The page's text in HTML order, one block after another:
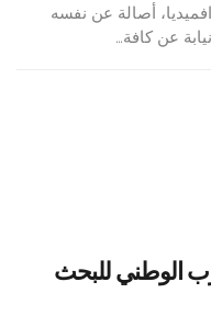
أصالة عن نفسه
عن كافة…
الوطني للبحث